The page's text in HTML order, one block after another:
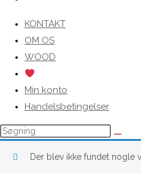
search
KONTAKT
OM OS
WOOD
Min konto
Handelsbetingelser
Der blev ikke fundet nogle